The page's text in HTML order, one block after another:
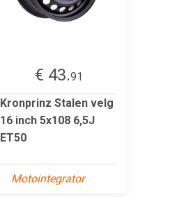
€ 43.91
Kronprinz Stalen velg
16 inch 5x108 6,5J
ET50
Motointegrator